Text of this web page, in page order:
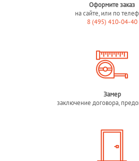
Оформите заказ
на сайте, или по
8 (495) 410-04-40
Замер
заключение договора,